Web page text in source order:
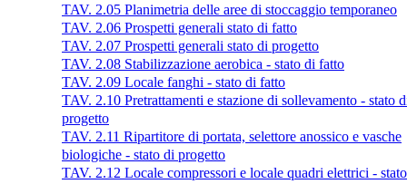
TAV. 2.05 Planimetria delle aree di stoccaggio temporaneo
TAV. 2.06 Prospetti generali stato di fatto
TAV. 2.07 Prospetti generali stato di progetto
TAV. 2.08 Stabilizzazione aerobica - stato di fatto
TAV. 2.09 Locale fanghi - stato di fatto
TAV. 2.10 Pretrattamenti e stazione di sollevamento - stato
progetto
TAV. 2.11 Ripartitore di portata, selettore anossico e vasche
biologiche - stato di progetto
TAV. 2.12 Locale compressori e locale quadri elettrici - stato